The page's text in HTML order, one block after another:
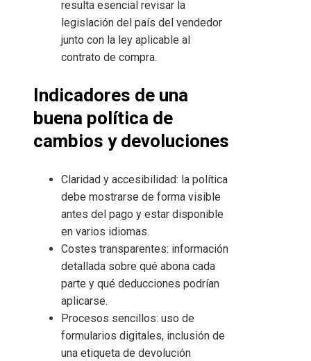
resulta esencial revisar la
legislación del país del vendedor
junto con la ley aplicable al
contrato de compra.
Indicadores de una
buena política de
cambios y devoluciones
Claridad y accesibilidad: la política
debe mostrarse de forma visible
antes del pago y estar disponible
en varios idiomas.
Costes transparentes: información
detallada sobre qué abona cada
parte y qué deducciones podrían
aplicarse.
Procesos sencillos: uso de
formularios digitales, inclusión de
una etiqueta de devolución